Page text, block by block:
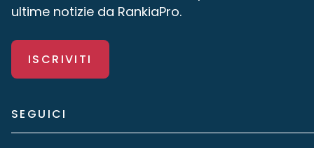
ultime notizie da RankiaPro.
ISCRIVITI
SEGUICI